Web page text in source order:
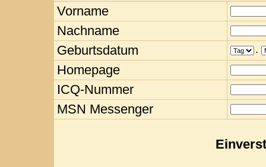
Vorname
Nachname
Geburtsdatum
.
Homepage
ICQ-Nummer
MSN Messenger